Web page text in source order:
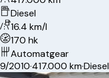
Diesel
16.4 km/l
170 hk
Automatgear
9/2010·417.000 km·Diesel